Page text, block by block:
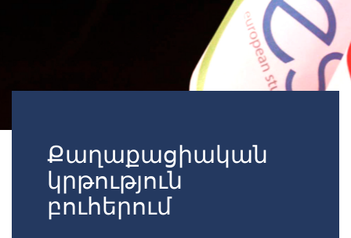
Քաղաքացիական
կրթություն
բուհերում